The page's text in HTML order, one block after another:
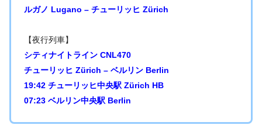
ルガノ Lugano – チューリッヒ Zürich
【夜行列車】
シティナイトライン CNL470
チューリッヒ Zürich – ベルリン Berlin
19:42 チューリッヒ中央駅 Zürich HB
07:23 ベルリン中央駅 Berlin